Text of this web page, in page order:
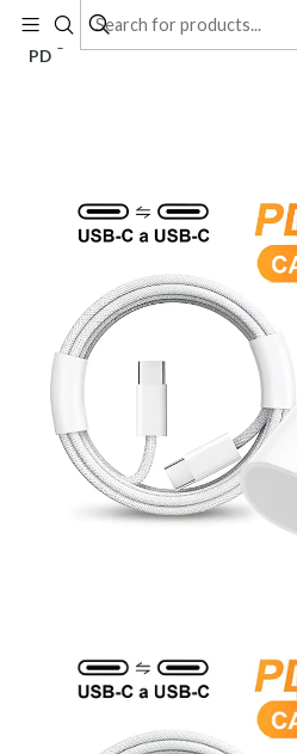
Inicio
Productos
Cargador Teléfono Celular Cable
PD